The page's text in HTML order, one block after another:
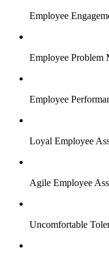
Employee
Employee Problem
Employee
Loyal Employee
Agile Employee
Uncomfortable